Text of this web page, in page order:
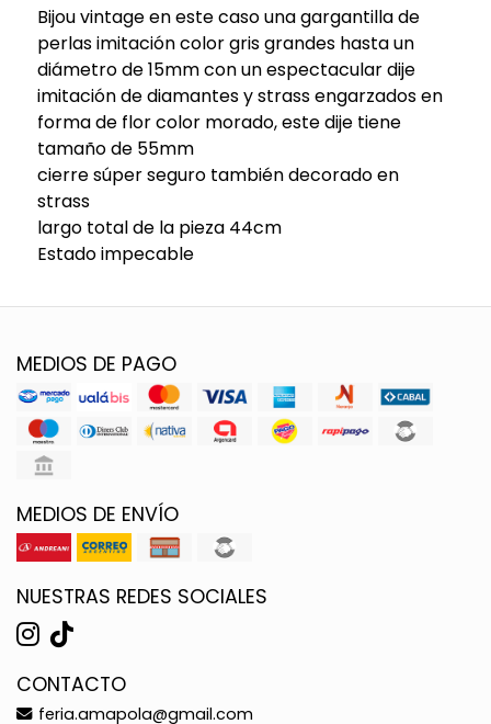
Bijou vintage en este caso una gargantilla de
perlas imitación color gris grandes hasta un
diámetro de 15mm con un espectacular dije
imitación de diamantes y strass engarzados en
forma de flor color morado, este dije tiene
tamaño de 55mm
cierre súper seguro también decorado en
strass
largo total de la pieza 44cm
Estado impecable
MEDIOS DE PAGO
MEDIOS DE ENVÍO
NUESTRAS REDES SOCIALES
CONTACTO
feria.amapola@gmail.com